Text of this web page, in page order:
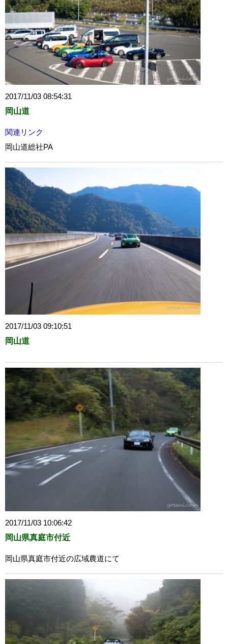
2017/11/03 08:54:31
岡山道
関連リンク
岡山道総社PA
2017/11/03 09:10:51
岡山道
2017/11/03 10:06:42
岡山県真庭市付近
岡山県真庭市付近の広域農道にて